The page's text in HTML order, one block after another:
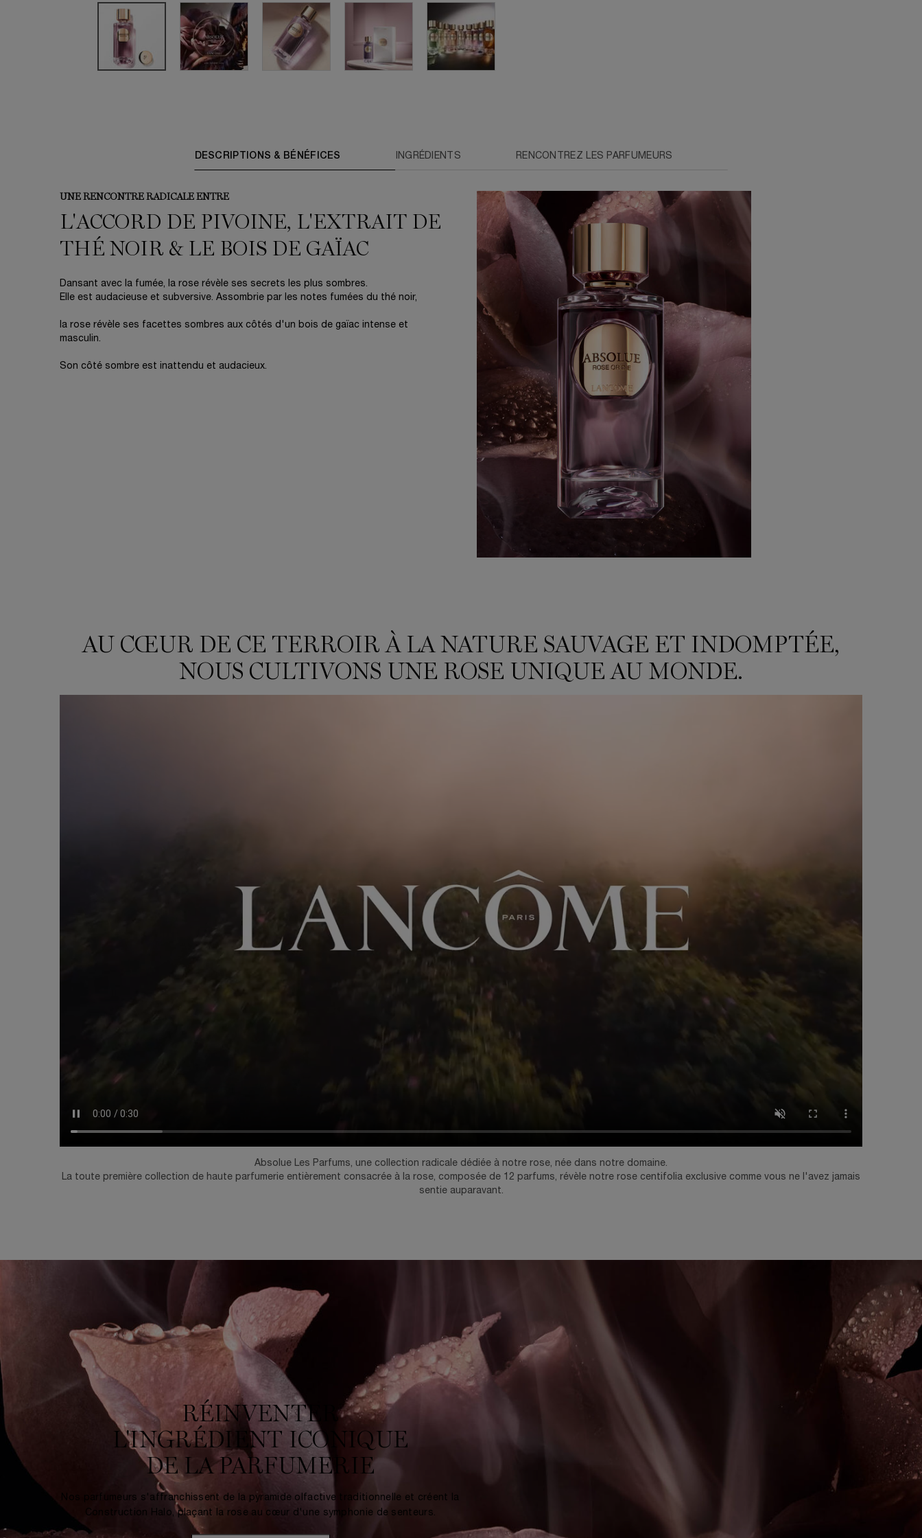
DESCRIPTIONS & BÉNÉFICES INGRÉDIENTS RENCONTREZ LES PARFUMEURS
UNE RENCONTRE RADICALE ENTRE
L'ACCORD DE PIVOINE, L'EXTRAIT DE
THÉ NOIR & LE BOIS DE GAÏAC
Dansant avec la fumée, la rose révèle ses secrets les plus sombres.
Elle est audacieuse et subversive. Assombrie par les notes fumées du thé noir,
la rose révèle ses facettes sombres aux côtés d'un bois de gaïac intense et
masculin.
Son côté sombre est inattendu et audacieux.
IN THIS LAND WHERE NATURE'S GRANDEUR LIVES UNTAMED, WE GROW A ROSE LIKE NO OTHER.
AU CŒUR DE CE TERROIR À LA NATURE SAUVAGE ET INDOMPTÉE,
NOUS CULTIVONS UNE ROSE UNIQUE AU MONDE.
Absolue Les Parfums, une collection radicale dédiée à notre rose, née dans notre domaine.
La toute première collection de haute parfumerie entièrement consacrée à la rose, composée de 12 parfums, révèle notre rose centifolia exclusive comme vous ne l'avez jamais
sentie auparavant.
RÉINVENTER
L'INGRÉDIENT ICONIQUE
DE LA PARFUMERIE
Nos parfumeurs s'affranchissent de la pyramide olfactive traditionnelle et créent la
Construction Halo, plaçant la rose au cœur d'une symphonie de senteurs.